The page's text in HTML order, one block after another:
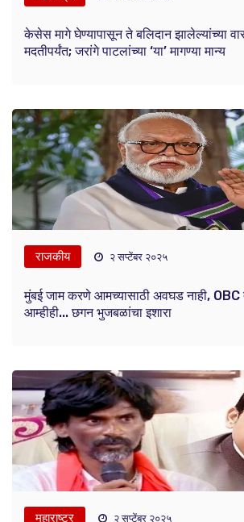
केसेस मागे घेण्यापासून ते बलिदान झालेल्यांच्या
मदतीपर्यंत; जरांगे पाटलांच्या ‘या’ मागण्या मान्य
राजकीय २ सप्टेंबर २०२५
मुंबई जाम करणे आमच्यासाठी अवघड नाही, OBC
आम्हीही... छगन भुजबळांचा इशारा
महाराष्ट्र २ सप्टेंबर २०२५